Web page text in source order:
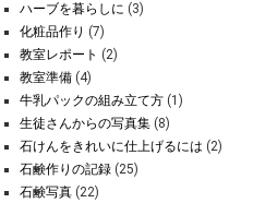
ハーブを暮らしに (3)
化粧品作り (7)
教室レポート (2)
教室準備 (4)
牛乳パックの組み立て方 (1)
生徒さんからの写真集 (8)
石けんをきれいに仕上げるには (2)
石鹸作りの記録 (25)
石鹸写真 (22)